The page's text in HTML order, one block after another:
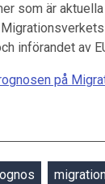
som är
införandet av
på